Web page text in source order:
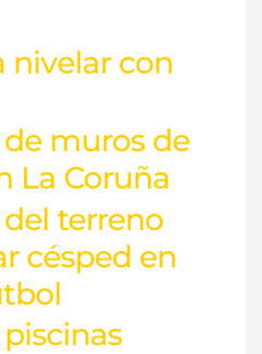
nivelar con
muros de
La Coruña
terreno
césped en